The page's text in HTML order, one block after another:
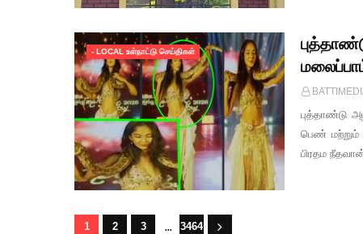
- LOCAL உள்நாட்டு செய்திகள்
புத்தாண்டு
பெண் மற்றும்
பிரதம
1 2 3 ... 3464